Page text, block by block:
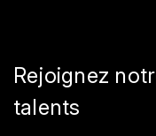
Rejoignez
talents